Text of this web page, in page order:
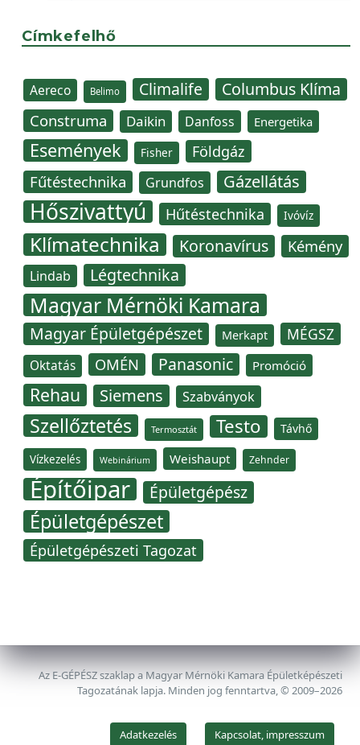
Címkefelhő
Aereco Belimo Climalife Columbus Klíma
Construma Daikin Danfoss Energetika
Események Fisher Földgáz
Fűtéstechnika Grundfos Gázellátás
Hőszivattyú Hűtéstechnika Ivóvíz
Klímatechnika Koronavírus Kémény
Lindab Légtechnika
Magyar Mérnöki Kamara
Magyar Épületgépészet Merkapt MÉGSZ
Oktatás OMÉN Panasonic Promóció
Rehau Siemens Szabványok
Szellőztetés Termosztát Testo Távhő
Vízkezelés Webinárium Weishaupt Zehnder
Építőipar Épületgépész
Épületgépészet
Épületgépészeti Tagozat
Az E-GÉPÉSZ szaklap a Magyar Mérnöki Kamara Épületképészeti
Tagozatának lapja. Minden jog fenntartva, © 2009–2026
Adatkezelés Kapcsolat, impresszum